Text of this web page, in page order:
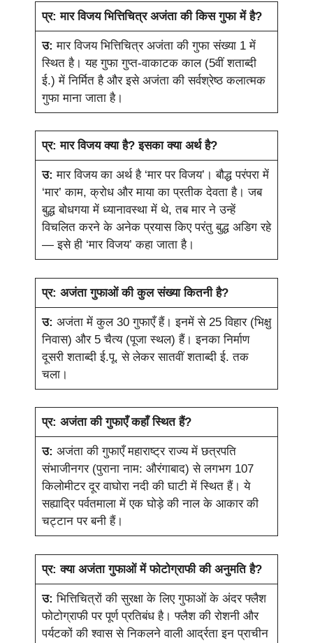
प्र:मार विजय भित्तिचित्र अजंता की किस गुफा में है?
उ:मार विजय भित्तिचित्र अजंता की गुफा संख्या 1 में
स्थित है। यह गुफा गुप्त-वाकाटक काल (5वीं शताब्दी
ई.) में निर्मित है और इसे अजंता की सर्वश्रेष्ठ कलात्मक
गुफा माना जाता है।
प्र:मार विजय क्या है? इसका क्या अर्थ है?
उ:मार विजय का अर्थ है ‘मार पर विजय’। बौद्ध परंपरा में
‘मार’ काम, क्रोध और माया का प्रतीक देवता है। जब
बुद्ध बोधगया में ध्यानावस्था में थे, तब मार ने उन्हें
विचलित करने के अनेक प्रयास किए परंतु बुद्ध अडिग रहे
— इसे ही ‘मार विजय’ कहा जाता है।
प्र: अजंता गुफाओं की कुल संख्या कितनी है?
उ: अजंता में कुल 30 गुफाएँ हैं। इनमें से 25 विहार (भिक्षु
निवास) और 5 चैत्य (पूजा स्थल) हैं। इनका निर्माण
दूसरी शताब्दी ई.पू. से लेकर सातवीं शताब्दी ई. तक
चला।
प्र: अजंता की गुफाएँ कहाँ स्थित हैं?
उ: अजंता की गुफाएँ महाराष्ट्र राज्य में छत्रपति
संभाजीनगर (पुराना नाम: औरंगाबाद) से लगभग 107
किलोमीटर दूर वाघोरा नदी की घाटी में स्थित हैं। ये
सह्याद्रि पर्वतमाला में एक घोड़े की नाल के आकार की
चट्टान पर बनी हैं।
प्र:क्या अजंता गुफाओं में फोटोग्राफी की अनुमति है?
उ:भित्तिचित्रों की सुरक्षा के लिए गुफाओं के अंदर फ्लैश
फोटोग्राफी पर पूर्ण प्रतिबंध है। फ्लैश की रोशनी और
पर्यटकों की श्वास से निकलने वाली आर्द्रता इन प्राचीन